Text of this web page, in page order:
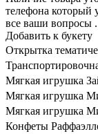
телефона который
все ваши вопросы .
Добавить к букету
Открытка
Мягкая игрушка
Мягкая игрушка
Мягкая игрушка
Конфеты